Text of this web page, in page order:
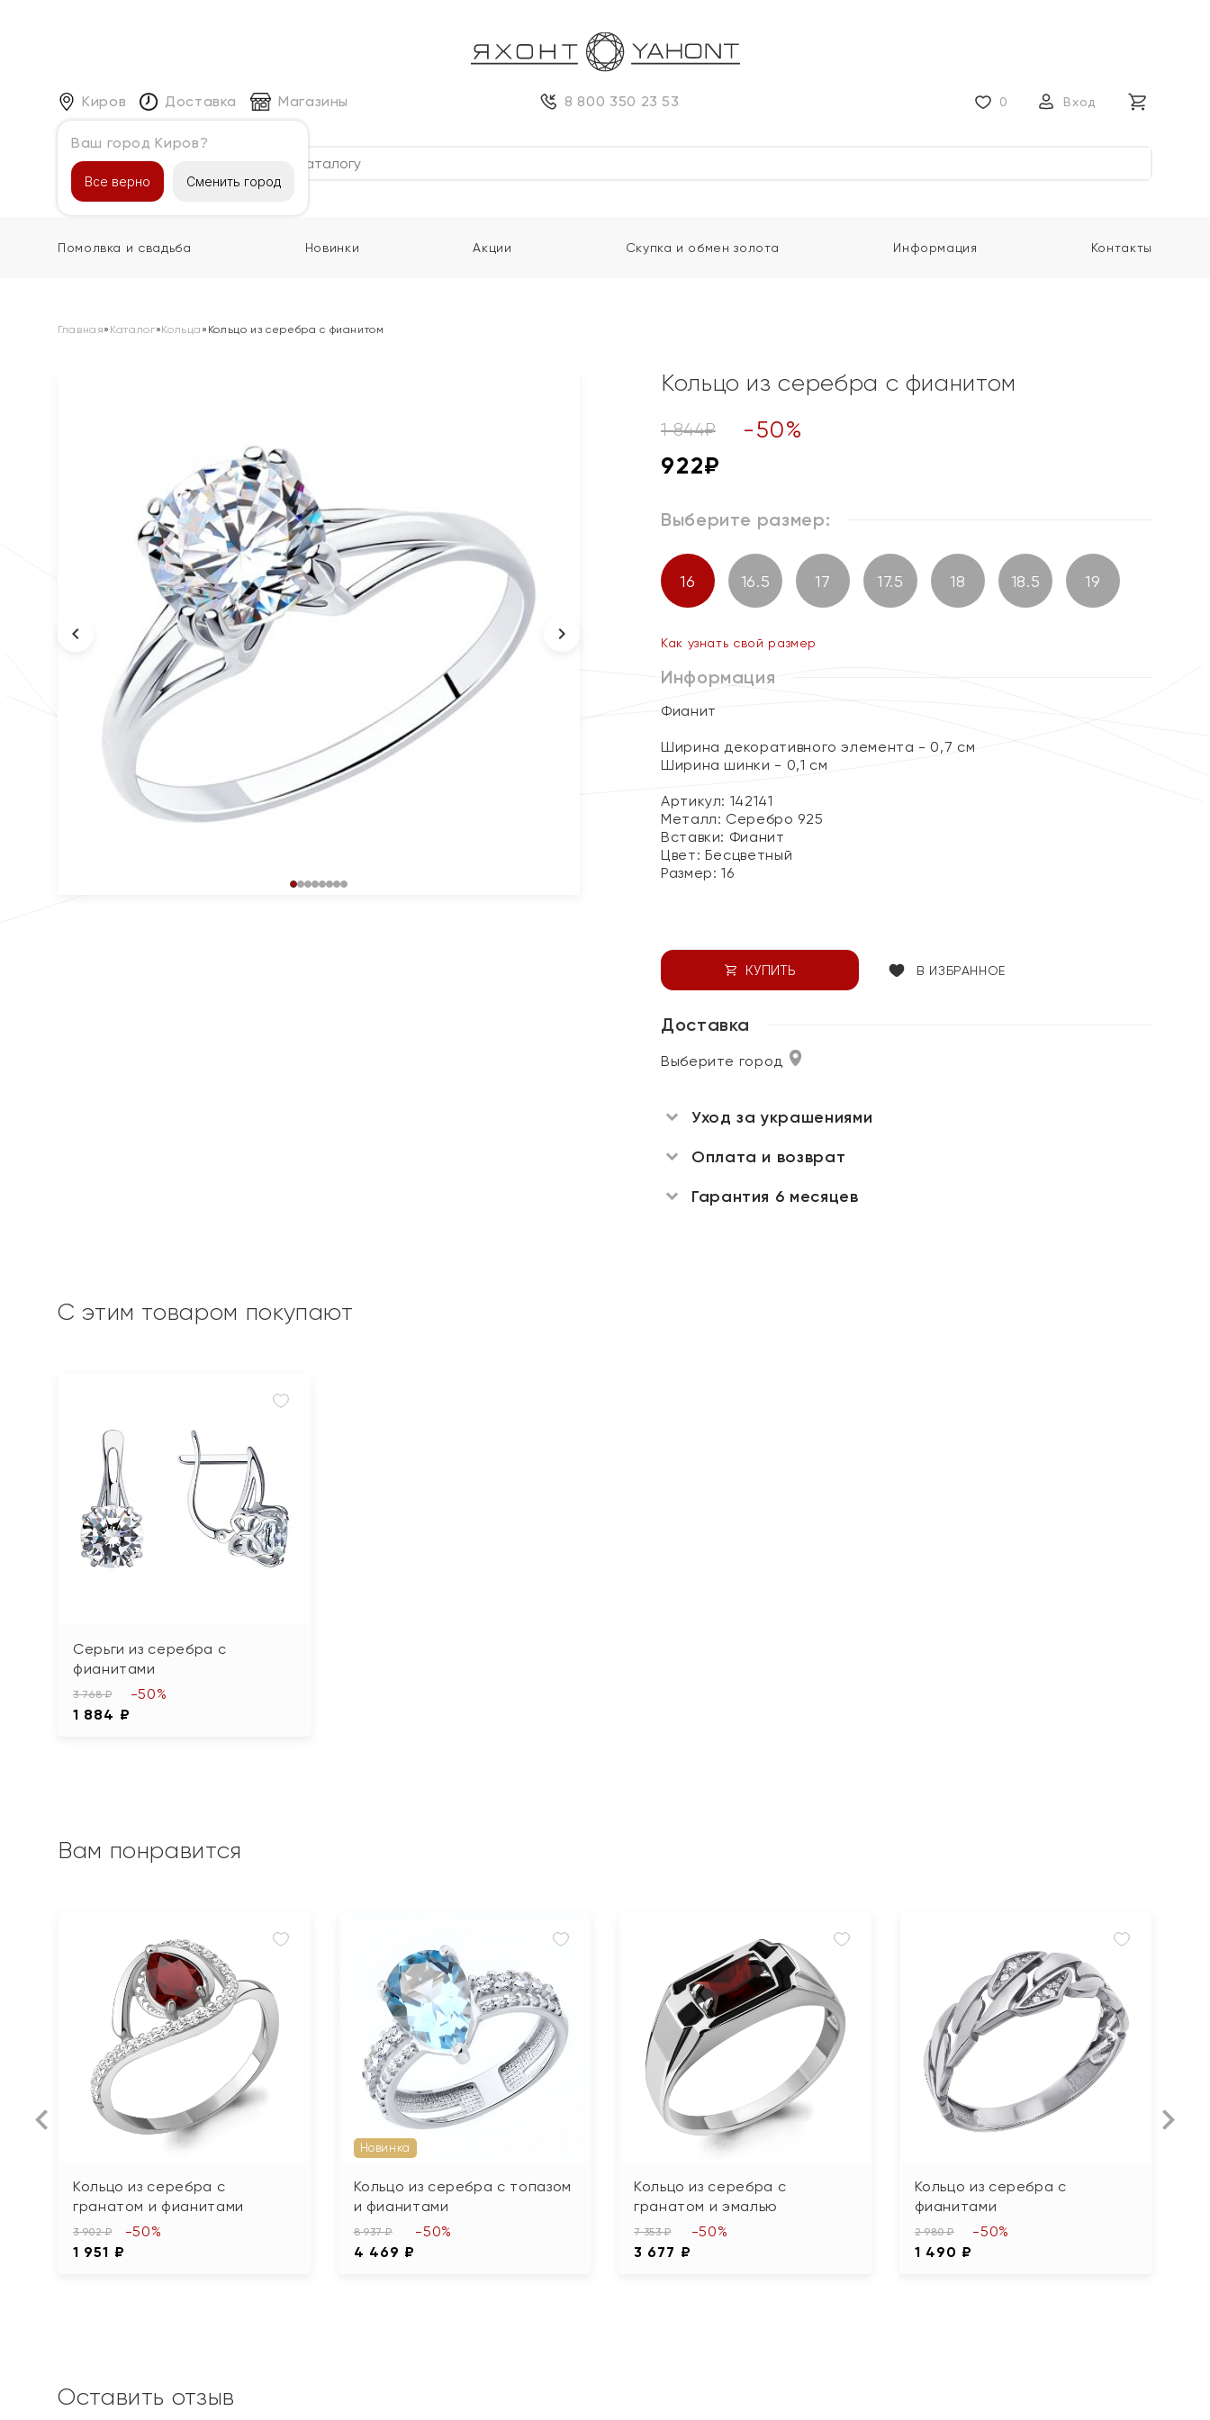
Киров
Ваш город Киров?
Все верно Сменить город
Доставка Магазины 8 800 350 23 53 0 Вход
Каталог
Помолвка и свадьба Новинки Акции Скупка и обмен золота Информация Контакты
Главная» Каталог»Кольца » Кольцо из серебра с фианитом
Кольцо из серебра с фианитом
1 844₽ -50%
922₽
Выберите размер:
16 16.5 17 17.5 18 18.5 19
Как узнать свой размер
Информация
Фианит
Ширина декоративного элемента - 0,7 см
Ширина шинки - 0,1 см
Артикул: 142141
Металл: Серебро 925
Вставки: Фианит
Цвет: Бесцветный
Размер:16
КУПИТЬ В ИЗБРАННОЕ
Доставка
Выберите город
Уход за украшениями
Оплата и возврат
Гарантия 6 месяцев
С этим товаром покупают
Серьги из серебра с
фианитами
3 768 ₽
1 884 ₽
-50%
Вам понравится
Кольцо из серебра с
гранатом и фианитами
3 902 ₽
1 951 ₽
-50%
Новинка
Кольцо из серебра с топазом
и фианитами
8 937 ₽
4 469 ₽
-50%
Кольцо из серебра с
гранатом и эмалью
7 353 ₽
3 677 ₽
-50%
Кольцо из серебра с
фианитами
2 980 ₽
1 490 ₽
-50%
Оставить отзыв